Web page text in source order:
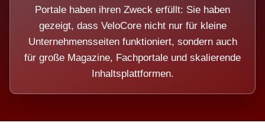
Portale haben ihren Zweck erfüllt: Sie haben
gezeigt, dass VeloCore nicht nur für kleine
Unternehmensseiten funktioniert, sondern auch
für große Magazine, Fachportale und skalierende
Inhaltsplattformen.